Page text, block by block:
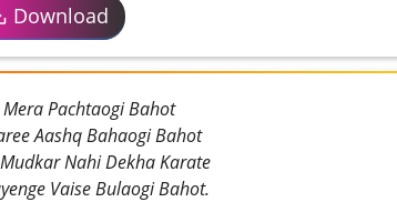
Download
Pachtaogi Bahot
Aashq Bahaogi Bahot
Nahi Dekha Karate
Vaise Bulaogi Bahot.